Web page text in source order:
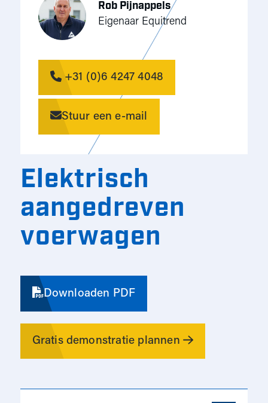
Rob Pijnappels
Eigenaar Equitrend
+31 (0)6 4247 4048
Stuur een e-mail
Elektrisch
aangedreven
voerwagen
Downloaden PDF
Gratis demonstratie plannen